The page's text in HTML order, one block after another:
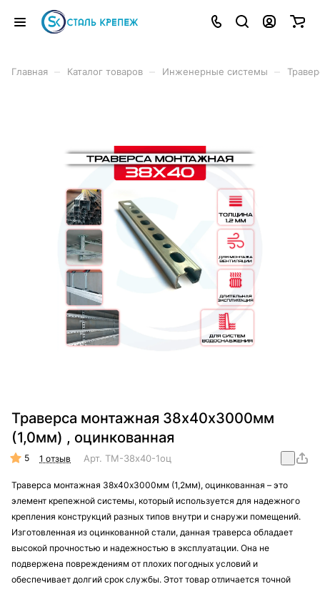
Главная Каталог товаров Инженерные системы
Траверса монтажная 38х40х3000мм
(1,0мм) , оцинкованная
5 1 отзыв Арт. TM-38х40-1оц
Траверса монтажная 38х40х3000мм (1,2мм), оцинкованная – это
элемент крепежной системы, который используется для надежного
крепления конструкций разных типов внутри и снаружи помещений.
Изготовленная из оцинкованной стали, данная траверса обладает
высокой прочностью и надежностью в эксплуатации. Она не
подвержена повреждениям от плохих погодных условий и
обеспечивает долгий срок службы. Этот товар отличается точной